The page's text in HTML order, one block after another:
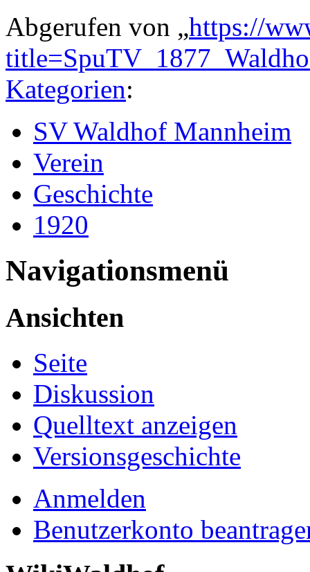
Abgerufen von „https://
Kategorien:
SV Waldhof Mannheim
Verein
Geschichte
1920
Navigationsmenü
Ansichten
Seite
Diskussion
Quelltext anzeigen
Versionsgeschichte
Anmelden
Benutzerkonto